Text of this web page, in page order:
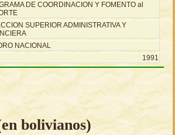
DE COORDINACION Y FOMENTO al
SUPERIOR ADMINISTRATIVA Y
NACIONAL
1991
bolivianos)